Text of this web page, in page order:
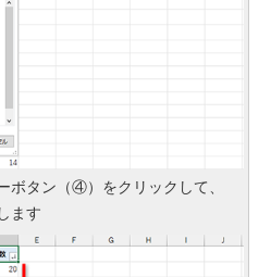
ボタン（④）をクリックして、
ます